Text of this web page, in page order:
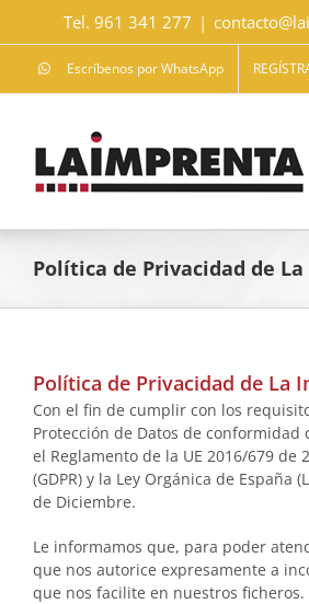
Tel. 961 341 277 |
Escríbenos por WhatsApp
Política de Privacidad de
Política de Privacidad de La
Con el fin de cumplir con los
Protección de Datos de conformidad
el Reglamento de la UE 2016/679 de
(GDPR) y la Ley Orgánica de España
de Diciembre.
Le informamos que, para poder
que nos autorice expresamente a
que nos facilite en nuestros